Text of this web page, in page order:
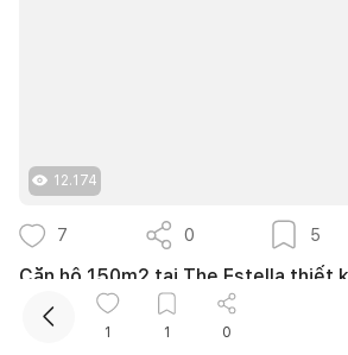
12.174
7 0 5
Căn hộ 150m2 tại The Estella thiết
Farmhouse thanh lịch và ấm áp
139DESIGN
1 1 0